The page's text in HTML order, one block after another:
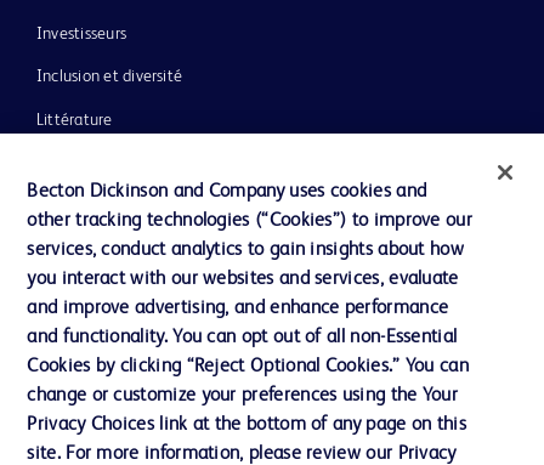
Investisseurs
Inclusion et diversité
Littérature
Notre entreprise
Éthique et conformité
Nous contacter
Préférences en matière de cookies
Becton Dickinson and Company uses cookies and
other tracking technologies (“Cookies”) to improve our
services, conduct analytics to gain insights about how
you interact with our websites and services, evaluate
and improve advertising, and enhance performance
and functionality. You can opt out of all non-Essential
Cookies by clicking “Reject Optional Cookies.” You can
change or customize your preferences using the Your
Privacy Choices link at the bottom of any page on this
site. For more information, please review our Privacy